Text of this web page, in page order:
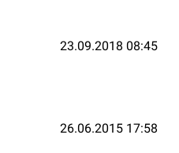
23.09.2018 08:45
26.06.2015 17:58